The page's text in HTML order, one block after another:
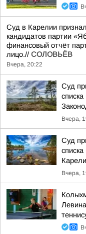
Суд в Карелии
кандидатов партии
финансовый отчёт
лицо.// СОЛОВЬЁВ
Вчера, 20:22
Суд
Вчера,
Суд
Вчера,